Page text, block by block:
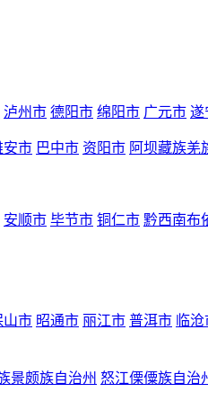
泸州市 德阳市 绵阳市 广元市 遂
安市 巴中市 资阳市 阿坝藏族羌
安顺市 毕节市 铜仁市 黔西南布
山市 昭通市 丽江市 普洱市 临
景颇族自治州 怒江傈僳族自治